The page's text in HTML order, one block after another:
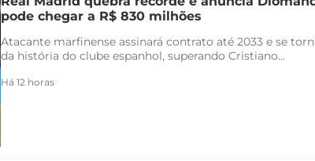
pode chegar a R$ 830 milhões
Atacante marfinense assinará contrato até 2033 e se
da história do clube espanhol, superando Cristiano...
Há 12 horas